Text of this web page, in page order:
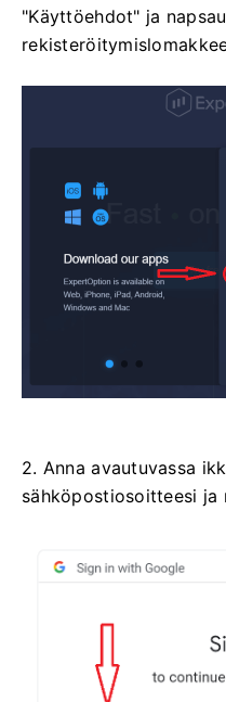
"Käyttöehdot" ja
2. Anna avautuvassa
sähköpostiosoitteesi ja